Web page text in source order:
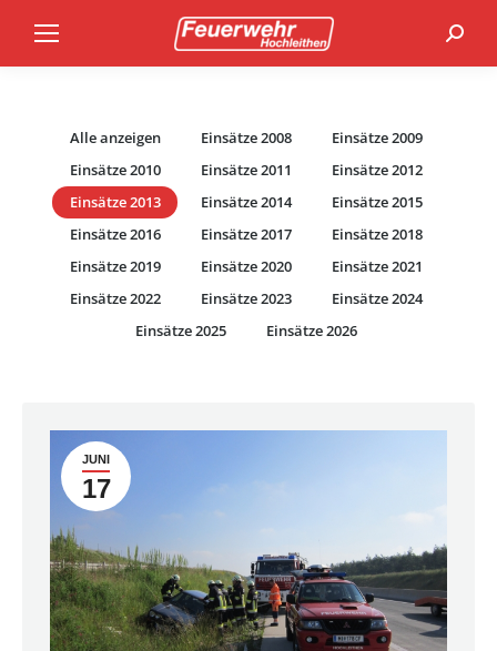
Alle anzeigen Einsätze 2008
Einsätze 2009
Einsätze 2010
Einsätze 2011
Einsätze 2012
Einsätze 2013
Einsätze 2014
Einsätze 2015
Einsätze 2016
Einsätze 2017
Einsätze 2018
Einsätze 2019
Einsätze 2020
Einsätze 2021
Einsätze 2022
Einsätze 2023
Einsätze 2024
Einsätze 2025
Einsätze 2026
JUNI
17